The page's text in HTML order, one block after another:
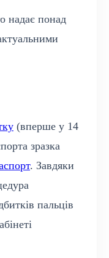
надає понад
(вперше у 14
зразка
. Завдяки
пальців